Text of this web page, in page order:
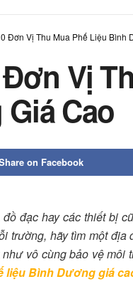
Đơn Vị Thu Mua Phế Liệu Bình
Vị
Cao
on Facebook
đạc hay các thiết bị
trường, hãy tìm một
vô cùng bảo vệ môi
liệu Bình Dương giá